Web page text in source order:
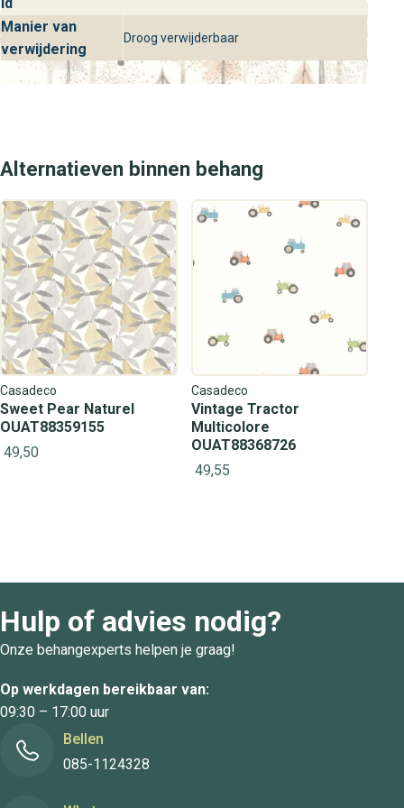
wandbekleding die het verdient.
Manier van
verwijdering
Droog verwijderbaar
Alternatieven binnen behang
Casadeco
Sweet Pear Naturel
OUAT88359155
49,50
Casadeco
Vintage Tractor
Multicolore
OUAT88368726
49,55
Hulp of advies nodig?
Onze behangexperts helpen je graag!
Op werkdagen bereikbaar van:
09:30 – 17:00 uur
Bellen
085-1124328